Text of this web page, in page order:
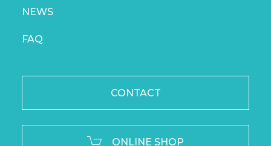
NEWS
FAQ
CONTACT
ONLINE SHOP